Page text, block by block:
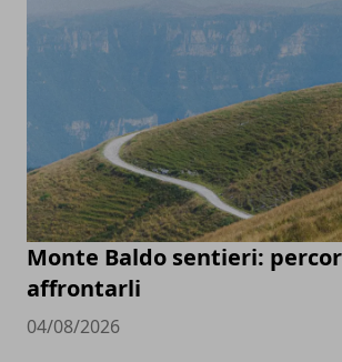
Monte Baldo sentieri:
affrontarli
04/08/2026